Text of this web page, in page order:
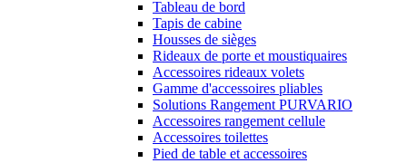
Tableau de bord
Tapis de cabine
Housses de sièges
Rideaux de porte et moustiquaires
Accessoires rideaux volets
Gamme d'accessoires pliables
Solutions Rangement PURVARIO
Accessoires rangement cellule
Accessoires toilettes
Pied de table et accessoires